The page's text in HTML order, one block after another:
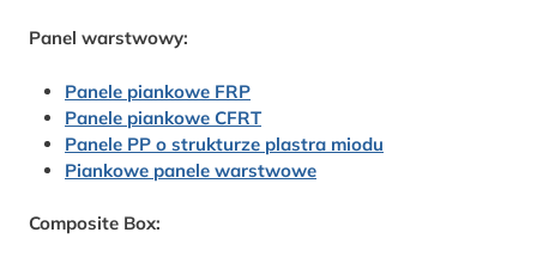
Panel warstwowy:
Panele piankowe FRP
Panele piankowe CFRT
Panele PP o strukturze plastra miodu
Piankowe panele warstwowe
Composite Box: